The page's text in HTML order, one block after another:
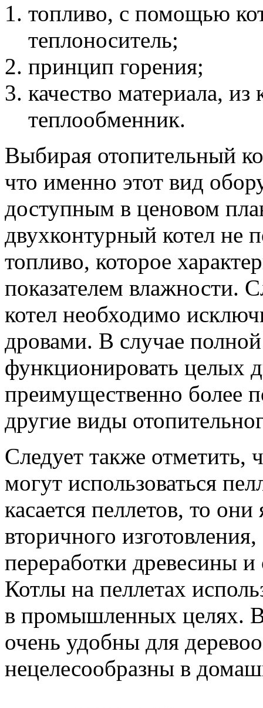
топливо, с помощью
теплоноситель;
принцип горения;
качество материала, из
теплообменник.
Выбирая отопительный
что именно этот вид
доступным в ценовом
двухконтурный котел не
топливо, которое
показателем влажности.
котел необходимо
дровами. В случае
функционировать целых
преимущественно более
другие виды
Следует также отметить,
могут использоваться
касается пеллетов, то
вторичного
переработки древесины и
Котлы на пеллетах
в промышленных целях.
очень удобны для
нецелесообразны в